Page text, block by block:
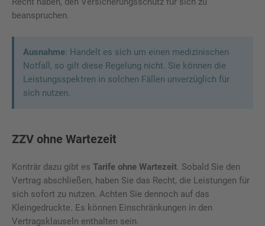
beanspruchen.
Ausnahme: Handelt es sich um einen medizinischen
Notfall, so gilt diese Regelung nicht. Sie können die
Leistungsspektren in solchen Fällen unverzüglich für
sich nutzen.
ZZV ohne Wartezeit
Konträr dazu gibt es Tarife ohne Wartezeit. Sobald Sie den
Vertrag abschließen, haben Sie das Recht, die Leistungen für
sich sofort zu nutzen. Achten Sie dennoch auf das
Kleingedruckte. Es können Einschränkungen in den
Vertragsklauseln enthalten sein.